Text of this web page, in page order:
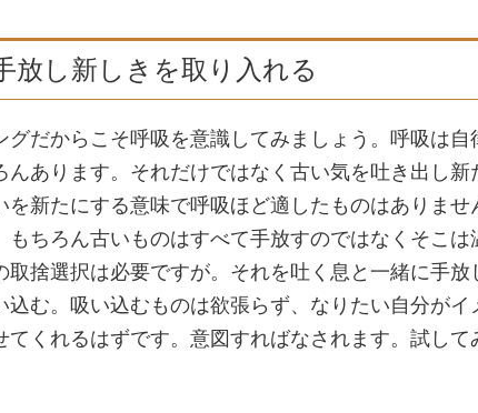
放し新しきを取り入れる
グだからこそ呼吸を意識してみましょう。呼吸は自
んあります。それだけではなく古い気を吐き出し新
を新たにする意味で呼吸ほど適したものはありま
もちろん古いものはすべて手放すのではなくそこ
取捨選択は必要ですが。それを吐く息と一緒に手放
込む。吸い込むものは欲張らず、なりたい自分が
くれるはずです。意図すればなされます。試して